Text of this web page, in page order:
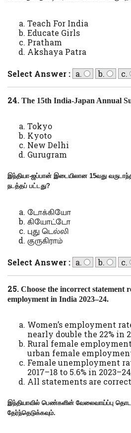
Teach For India
Educate Girls
Pratham
Akshaya Patra
Select Answer : a. b. c.
24.The 15th India-Japan Annual
Tokyo
Kyoto
New Delhi
Gurugram
இந்தியா-ஜப்பான் இடையிலான 15வது
நடத்தப் பட்டது?
டோக்கியோ
கியோட்டோ
புது டெல்லி
குருகிராம்
Select Answer : a. b. c.
25.Choose theincorrectstatement
employment in India 2023–24.
Women’s employment
nearly double the 22% in
Rural female
urban female
Female unemployment
2017–18 to 5.6% in
All statements are
இந்தியாவில் பெண்களின் வேலைவாய்ப்பு
தேர்ந்தெடுக்கவும்.